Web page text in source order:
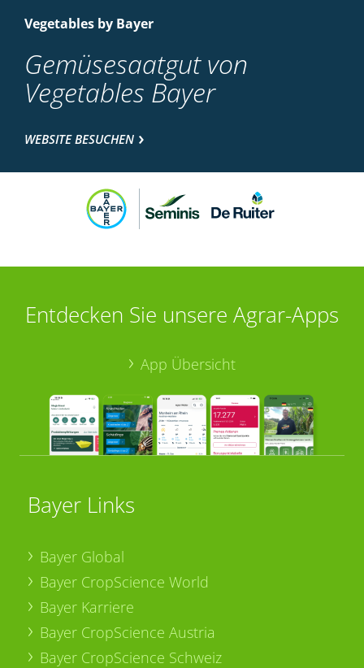
Vegetables by Bayer
Gemüsesaatgut von
Vegetables Bayer
WEBSITE BESUCHEN
Entdecken Sie unsere Agrar-Apps
App Übersicht
Bayer Links
Bayer Global
Bayer CropScience World
Bayer Karriere
Bayer CropScience Austria
Bayer CropScience Schweiz